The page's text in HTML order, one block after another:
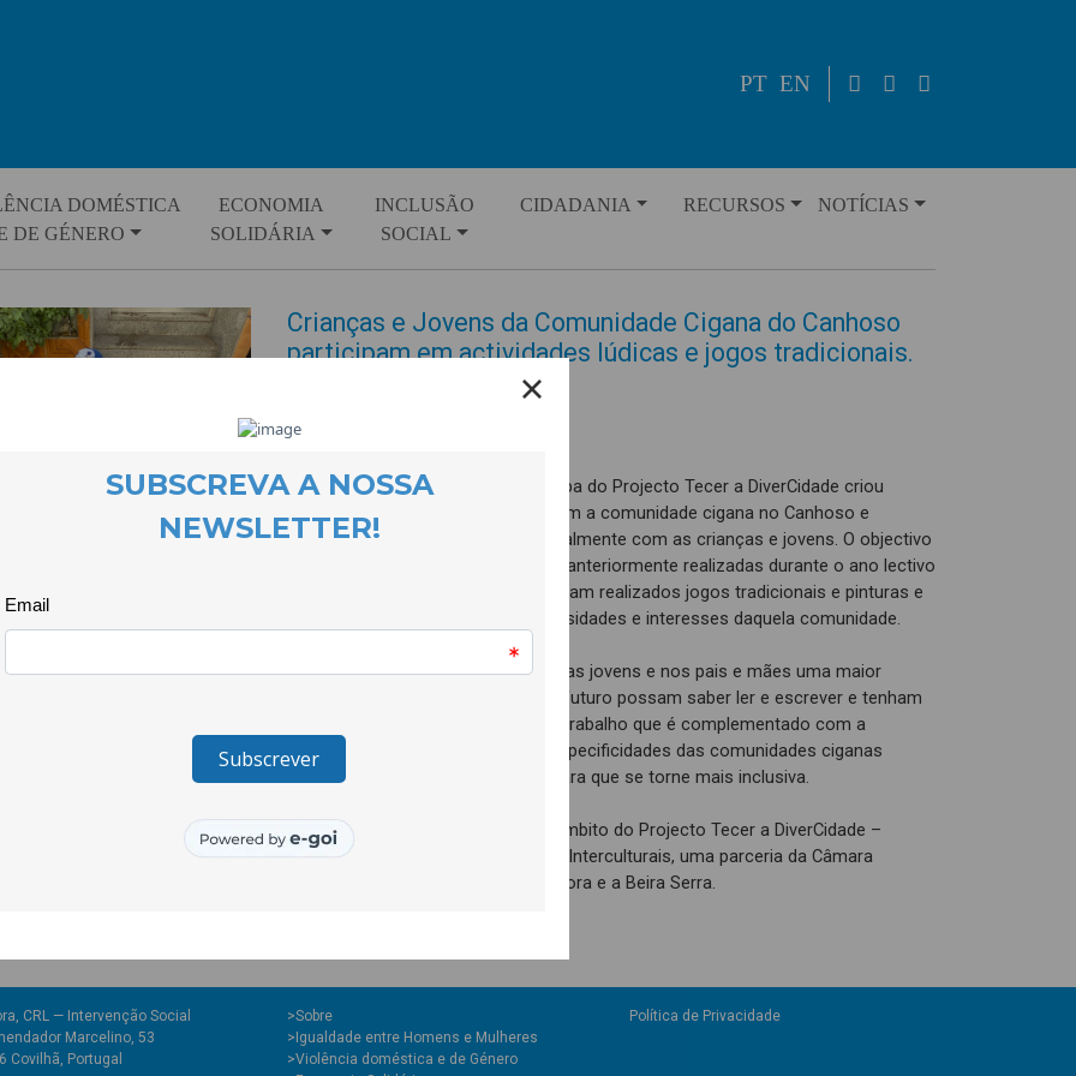
PT EN
DOMÉSTICA
DE GÉNERO
ECONOMIA
SOLIDÁRIA
INCLUSÃO
SOCIAL
CIDADANIA RECURSOS NOTÍCIAS
Crianças e Jovens da Comunidade Cigana do Canhoso
participam em actividades lúdicas e jogos tradicionais.
21 September 2022
Durante os meses de Verão, a equipa do Projecto Tecer a DiverCidade criou
vários momentos de interacção com a comunidade cigana no Canhoso e
realizou actividades lúdicas, principalmente com as crianças e jovens. O objectivo
foi dar continuidade às actividades anteriormente realizadas durante o ano lectivo
na Escola Primária do Canhoso. Foram realizados jogos tradicionais e pinturas e
foi feito o levantamento das necessidades e interesses daquela comunidade.
O projecto vem tentando criar nos/as jovens e nos pais e mães uma maior
valorização da escola para que no futuro possam saber ler e escrever e tenham
gosto em frequentar a escola. Um trabalho que é complementado com a
sensibilização da Escola para as especificidades das comunidades ciganas
portuguesas, contribuindo assim para que se torne mais inclusiva.
Esta é uma iniciativa realizada no âmbito do Projecto Tecer a DiverCidade –
Projecto de Mediadores Municipais Interculturais, uma parceria da Câmara
Municipal da Covilhã com a CooLabora e a Beira Serra.
CRL — Intervenção Social
Marcelino, 53
Covilhã, Portugal
>Sobre
>Igualdade entre Homens e Mulheres
>Violência doméstica e de Género
Política de Privacidade